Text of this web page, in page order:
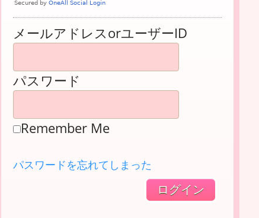
メールアドレスorユーザーID
パスワード
Remember Me
パスワードを忘れてしまった